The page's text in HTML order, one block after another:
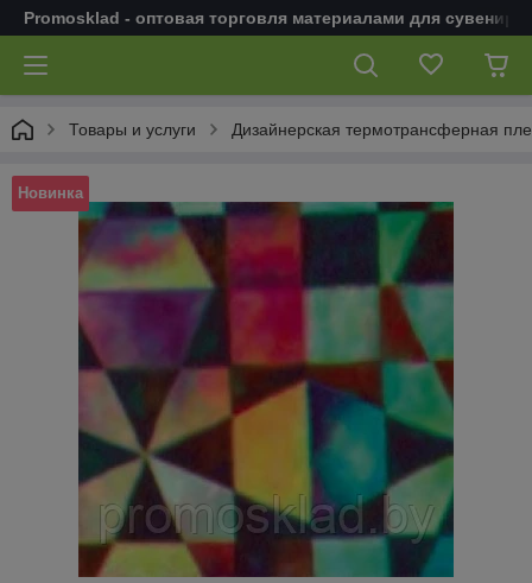
Promosklad - оптовая торговля материалами для
Товары и услуги Дизайнерская термотрансферная
Новинка